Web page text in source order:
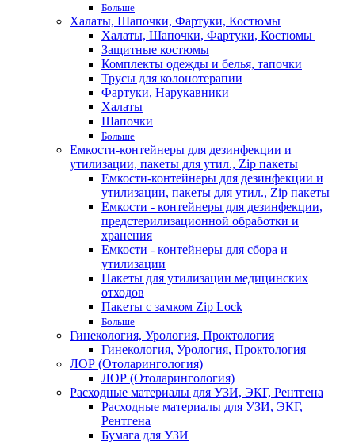
Больше
Халаты, Шапочки, Фартуки, Костюмы
Халаты, Шапочки, Фартуки, Костюмы
Защитные костюмы
Комплекты одежды и белья, тапочки
Трусы для колонотерапии
Фартуки, Нарукавники
Халаты
Шапочки
Больше
Емкости-контейнеры для дезинфекции и
утилизации, пакеты для утил., Zip пакеты
Емкости-контейнеры для дезинфекции и
утилизации, пакеты для утил., Zip пакеты
Емкости - контейнеры для дезинфекции,
предстерилизационной обработки и
хранения
Емкости - контейнеры для сбора и
утилизации
Пакеты для утилизации медицинских
отходов
Пакеты с замком Zip Lock
Больше
Гинекология, Урология, Проктология
Гинекология, Урология, Проктология
ЛОР (Отоларингология)
ЛОР (Отоларингология)
Расходные материалы для УЗИ, ЭКГ, Рентгена
Расходные материалы для УЗИ, ЭКГ,
Рентгена
Бумага для УЗИ